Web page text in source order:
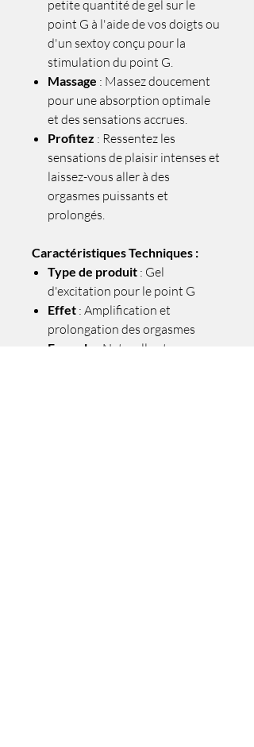
petite quantité de gel sur le
point G à l'aide de vos doigts ou
d'un sextoy conçu pour la
stimulation du point G.
Massage : Massez doucement
pour une absorption optimale
et des sensations accrues.
Profitez : Ressentez les
sensations de plaisir intenses et
laissez-vous aller à des
orgasmes puissants et
prolongés.
Caractéristiques Techniques :
Type de produit : Gel
d'excitation pour le point G
Effet : Amplification et
prolongation des orgasmes
Formule
: Naturelle et